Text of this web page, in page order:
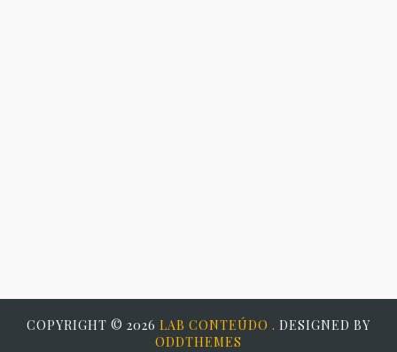
COPYRIGHT © 2026 LAB CONTEÚDO . DESIGNED BY
ODDTHEMES